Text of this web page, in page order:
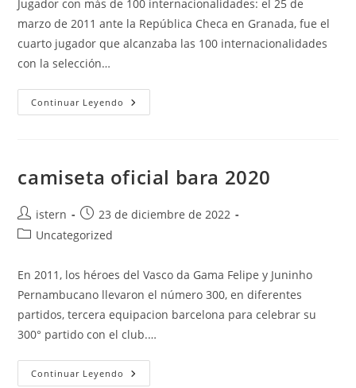
entrada:
entrada:
entrada:
Jugador con más de 100 internacionalidades: el 25 de
marzo de 2011 ante la República Checa en Granada, fue el
cuarto jugador que alcanzaba las 100 internacionalidades
con la selección…
Continuar Leyendo Camiseta
Del
camiseta oficial bara 2020
Autor
de
istern
Publicación
de
23 de diciembre de 2022
Categoría
la
entrada:
Uncategorized
En 2011, los héroes del Vasco da Gama Felipe y Juninho
Pernambucano llevaron el número 300, en diferentes
partidos, tercera equipacion barcelona para celebrar su
300° partido con el club.…
Continuar Leyendo Camiseta
Oficial